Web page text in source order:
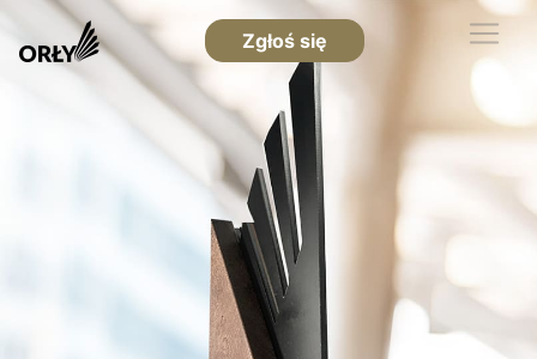
Zgłoś się